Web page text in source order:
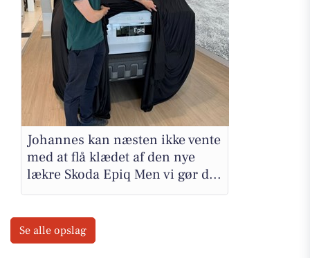
Johannes kan næsten ikke vente
med at flå klædet af den nye
lækre Skoda Epiq Men vi gør d...
Se alle opslag